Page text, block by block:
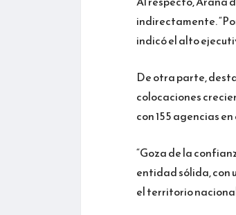
indirectamente.
indicó el alto
De otra parte,
colocaciones
con 155 agencias
“Goza de la
entidad sólida, con
el territorio